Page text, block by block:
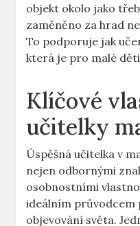
objekt okolo jako
zaměněno za hrad⁤
To ‍podporuje jak
která je pro malé
Klíčové⁤
učitelky
Úspěšná učitelka v
‌nejen odbornými
⁤osobnostními
ideálním průvodcem
objevování ⁢světa.